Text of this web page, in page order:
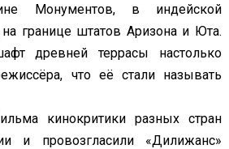
Монументов, в индейской
границе штатов Аризона и Юта.
древней террасы настолько
что её стали называть
кинокритики разных стран
и провозгласили «Дилижанс»